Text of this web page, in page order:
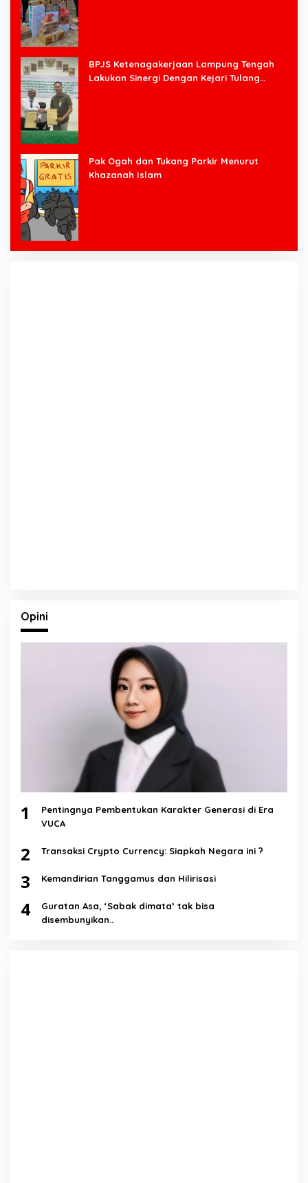
BPJS Ketenagakerjaan Lampung Tengah
Lakukan Sinergi Dengan Kejari Tulang
Pak Ogah dan Tukang Parkir Menurut
Khazanah Islam
Opini
1
Pentingnya Pembentukan Karakter Generasi di Era
VUCA
2 Transaksi Crypto Currency: Siapkah Negara ini ?
3 Kemandirian Tanggamus dan Hilirisasi
4
Guratan Asa, ‘Sabak dimata’ tak bisa
disembunyikan..